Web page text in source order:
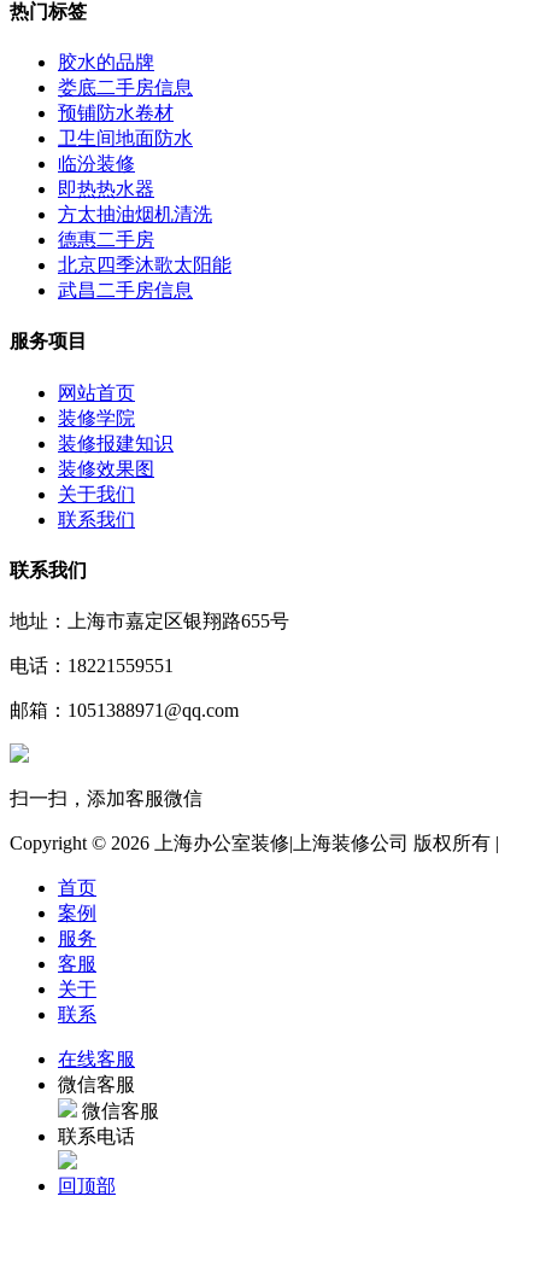
热门标签
胶水的品牌
娄底二手房信息
预铺防水卷材
卫生间地面防水
临汾装修
即热热水器
方太抽油烟机清洗
德惠二手房
北京四季沐歌太阳能
武昌二手房信息
服务项目
网站首页
装修学院
装修报建知识
装修效果图
关于我们
联系我们
联系我们
地址：上海市嘉定区银翔路655号
电话：18221559551
邮箱：1051388971@qq.com
扫一扫，添加客服微信
Copyright © 2026 上海办公室装修|上海装修公司 版权所有 |
首页
案例
服务
客服
关于
联系
在线客服
微信客服
微信客服
联系电话
回顶部